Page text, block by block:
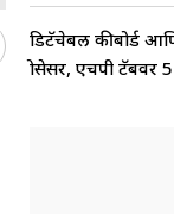
डिटॅचेबल कीबोर्ड
प्रोसेसर, एचपी टॅबवर